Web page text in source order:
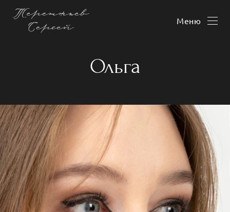
Меню
Ольга